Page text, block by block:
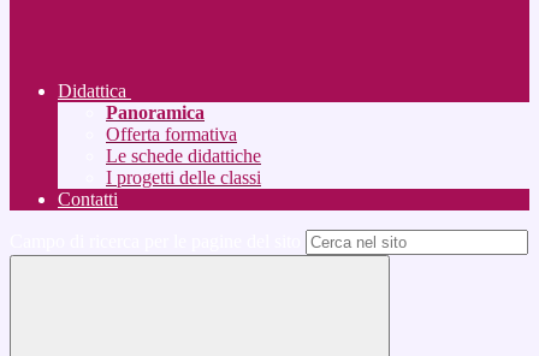
Didattica
Panoramica
Offerta formativa
Le schede didattiche
I progetti delle classi
Contatti